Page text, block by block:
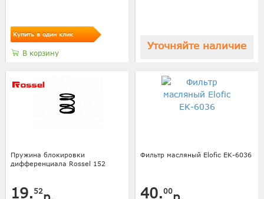
Купить в один клик
В корзину
Уточняйте наличие
Пружина блокировки
дифференциала Rossel 152
19. 52
Фильтр масляный Elofic EK-6036
40.00